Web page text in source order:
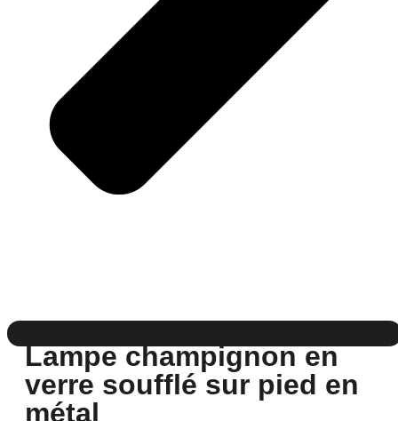
Lampe champignon en
verre soufflé sur pied en
métal